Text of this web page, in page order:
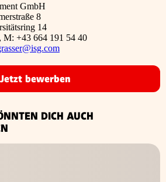
GmbH
8
14
M: +43 664 191 54 40
Jetzt bewerben
DICH AUCH